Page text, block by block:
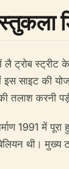
में लै ट्रोब
साइट की
तलाश करनी
1991 में पूरा
थी। मुख्य